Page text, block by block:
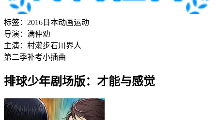
标签： 2016 日本动画运动
导演： 满仲劝
主演： 村濑步石川界人
第二季补考小插曲
排球少年剧场版：才能与感觉